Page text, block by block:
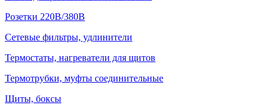
Розетки 220В/380В
Сетевые фильтры, удлинители
Термостаты, нагреватели для щитов
Термотрубки, муфты соединительные
Щиты, боксы